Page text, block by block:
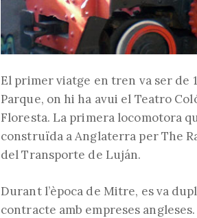
El primer viatge en tren va ser de
Parque, on hi ha avui el Teatro
Floresta. La primera locomotora
construïda a Anglaterra per The
del Transporte de Luján.
Durant l’època de Mitre, es va
contracte amb empreses